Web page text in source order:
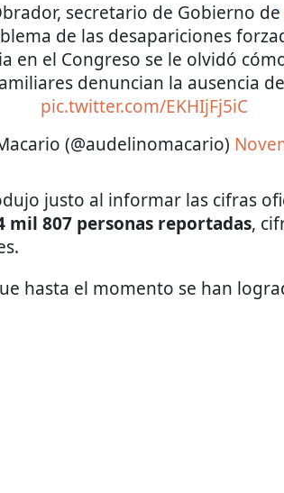
secretario de Gobierno de
de las desapariciones
en el Congreso se le olvidó
denuncian la ausencia
pic.twitter.com/EKHIjFj5iC
(@audelinomacario)
justo al informar las cifras
mil 807 personas reportadas,
hasta el momento se han